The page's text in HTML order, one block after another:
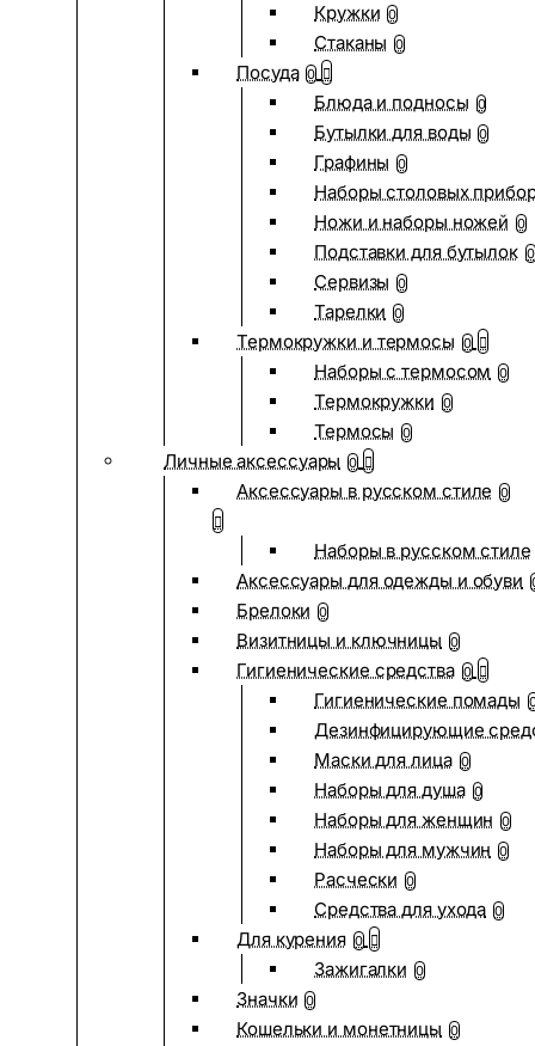
Кружки 0
Стаканы 0
Посуда 0
Блюда и подносы 0
Бутылки для воды 0
Графины 0
Наборы столовых
Ножи и наборы ножей 0
Подставки для бутылок 0
Сервизы 0
Тарелки 0
Термокружки и термосы 0
Наборы с термосом 0
Термокружки 0
Термосы 0
Личные аксессуары 0
Аксессуары в русском стиле 0
Наборы в русском стиле
Аксессуары для одежды и обуви
Брелоки 0
Визитницы и ключницы 0
Гигиенические средства 0
Гигиенические помады
Дезинфицирующие
Маски для лица 0
Наборы для душа 0
Наборы для женщин 0
Наборы для мужчин 0
Расчески 0
Средства для ухода 0
Для курения 0
Зажигалки 0
Значки 0
Кошельки и монетницы 0